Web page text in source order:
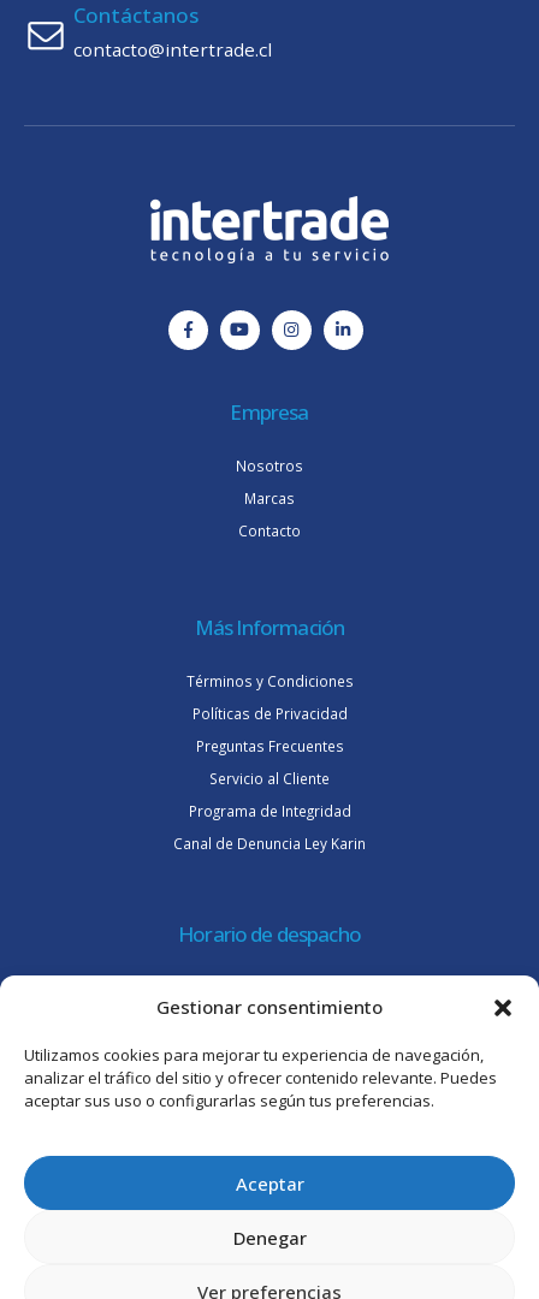
Gestionar consentimiento
Utilizamos cookies para mejorar tu experiencia de navegación,
analizar el tráfico del sitio y ofrecer contenido relevante. Puedes
aceptar sus uso o configurarlas según tus preferencias.
Aceptar
Denegar
Ver preferencias
Contáctanos
contacto@intertrade.cl
Empresa
Nosotros
Marcas
Contacto
Más Información
Términos y Condiciones
Políticas de Privacidad
Preguntas Frecuentes
Servicio al Cliente
Programa de Integridad
Canal de Denuncia Ley Karin
Horario de despacho
Viernes 8:30 a 15:30 hrs.
Atención al cliente
Lunes a jueves de 09:00 a 17:45 hrs.